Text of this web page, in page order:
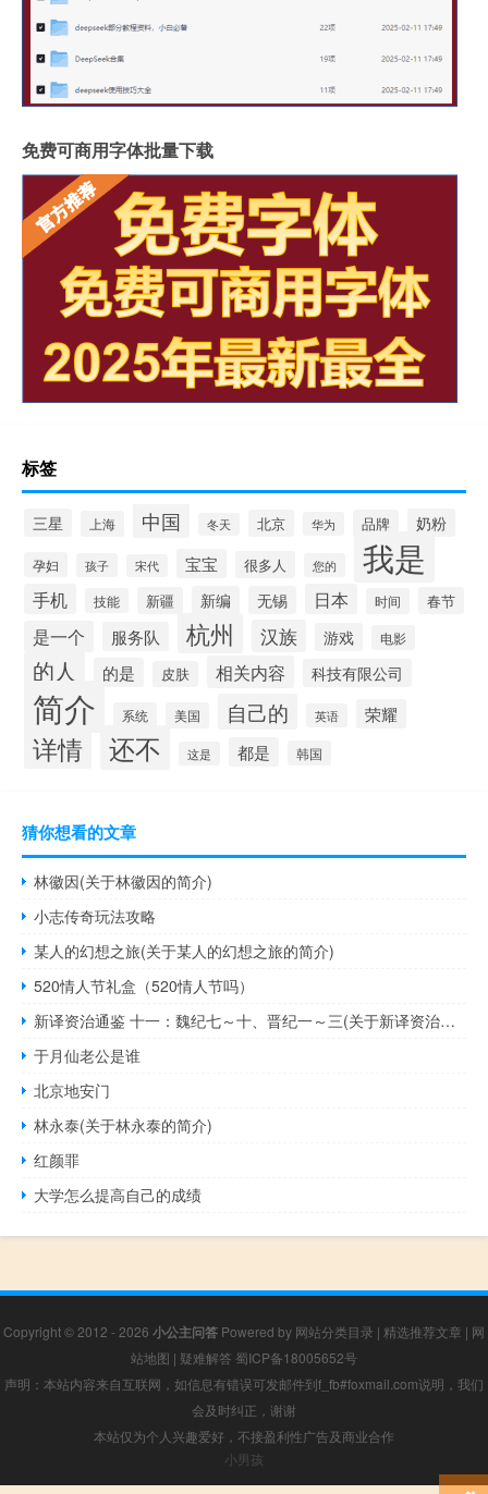
免费可商用字体批量下载
标签
三星 上海 中国 冬天 北京 华为 品牌 奶粉
孕妇 孩子 宋代 宝宝 很多人 您的 我是
手机 技能 新疆 新编 无锡 日本 时间 春节
是一个 服务队 杭州 汉族 游戏 电影
的人 的是 皮肤 相关内容 科技有限公司
简介 系统 美国 自己的 英语 荣耀
详情 还不 这是 都是 韩国
猜你想看的文章
林徽因(关于林徽因的简介)
小志传奇玩法攻略
某人的幻想之旅(关于某人的幻想之旅的简介)
520情人节礼盒（520情人节吗）
新译资治通鉴 十一：魏纪七～十、晋纪一～三(关于新译资治通鉴 十一：魏纪七～十、晋纪一～三的简介)
于月仙老公是谁
北京地安门
林永泰(关于林永泰的简介)
红颜罪
大学怎么提高自己的成绩
Copyright © 2012 - 2026 小公主问答 Powered by 网站分类目录 | 精选推荐文章 | 网
站地图 | 疑难解答 蜀ICP备18005652号
声明：本站内容来自互联网，如信息有错误可发邮件到f_fb#foxmail.com说明，我们
会及时纠正，谢谢
本站仅为个人兴趣爱好，不接盈利性广告及商业合作
小男孩